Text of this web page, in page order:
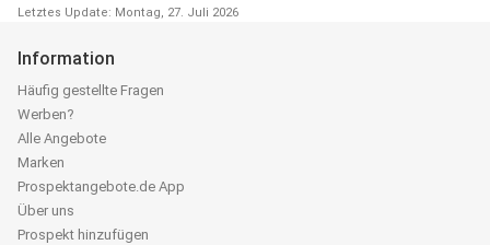
Letztes Update: Montag, 27. Juli 2026
Information
Häufig gestellte Fragen
Werben?
Alle Angebote
Marken
Prospektangebote.de App
Über uns
Prospekt hinzufügen